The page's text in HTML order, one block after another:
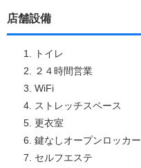
店舗設備
トイレ
２４時間営業
WiFi
ストレッチスペース
更衣室
鍵なしオープンロッカー
セルフエステ